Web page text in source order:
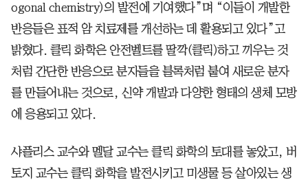
ogonal chemistry)의 발전에 기여했다”며 “이들이 개발한
반응들은 표적 암 치료제를 개선하는 데 활용되고 있다”고
밝혔다. 클릭 화학은 안전벨트를 딸깍(클릭)하고 끼우는 것
처럼 간단한 반응으로 분자들을 블록처럼 붙여 새로운 분자
를 만들어내는 것으로, 신약 개발과 다양한 형태의 생체 모방
에 응용되고 있다.
샤플리스 교수와 멜달 교수는 클릭 화학의 토대를 놓았고, 버
토지 교수는 클릭 화학을 발전시키고 미생물 등 살아있는 생